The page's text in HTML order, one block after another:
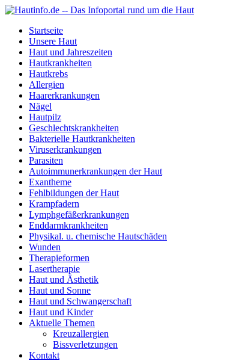
Startseite
Unsere Haut
Haut und Jahreszeiten
Hautkrankheiten
Hautkrebs
Allergien
Haarerkrankungen
Nägel
Hautpilz
Geschlechtskrankheiten
Bakterielle Hautkrankheiten
Viruserkrankungen
Parasiten
Autoimmunerkrankungen der Haut
Exantheme
Fehlbildungen der Haut
Krampfadern
Lymphgefäßerkrankungen
Enddarmkrankheiten
Physikal. u. chemische Hautschäden
Wunden
Therapieformen
Lasertherapie
Haut und Ästhetik
Haut und Sonne
Haut und Schwangerschaft
Haut und Kinder
Aktuelle Themen
Kreuzallergien
Bissverletzungen
Kontakt